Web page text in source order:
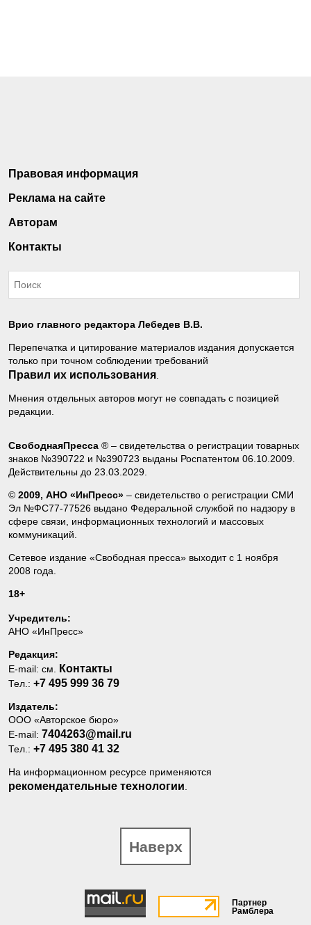
Правовая информация
Реклама на сайте
Авторам
Контакты
Врио главного редактора Лебедев В.В.
Перепечатка и цитирование материалов издания допускается
только при точном соблюдении требований
Правил их использования.
Мнения отдельных авторов могут не совпадать с позицией
редакции.
СвободнаяПресса ® – свидетельства о регистрации товарных
знаков №390722 и №390723 выданы Роспатентом 06.10.2009.
Действительны до 23.03.2029.
© 2009, АНО «ИнПресс» – свидетельство о регистрации СМИ
Эл №ФС77-77526 выдано Федеральной службой по надзору в
сфере связи, информационных технологий и массовых
коммуникаций.
Сетевое издание «Свободная пресса» выходит с 1 ноября
2008 года.
18+
Учредитель:
АНО «ИнПресс»
Редакция:
E-mail: см. Контакты
Тел.: +7 495 999 36 79
Издатель:
ООО «Авторское бюро»
E-mail: 7404263@mail.ru
Тел.: +7 495 380 41 32
На информационном ресурсе применяются
рекомендательные технологии.
Наверх
Партнер
Рамблера